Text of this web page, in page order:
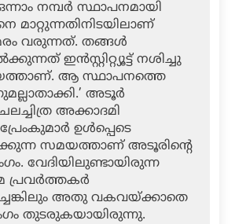
നമ്പര്‍ സ്ഥാപനമായി
മാറ്റുന്നതിനിടയിലാണ്
വരുന്നത്. തങ്ങള്‍
ഇന്‍സ്റ്റിറ്റ്യൂട്ട് നശിച്ചു
ആ സ്ഥാപനത്തെ
അടൂര്‍
അക്കാദമി
ഉള്‍പ്പെടെ
സമയത്താണ് അടൂരിന്റെ
വേദിയിലുണ്ടായിരുന്ന
പ്രവര്‍ത്തകര്‍
അതു വകവയ്ക്കാതെ
തുടരുകയായിരുന്നു.